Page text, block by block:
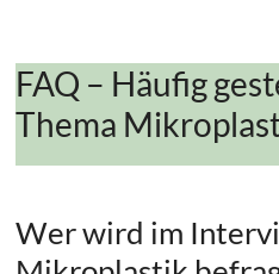
FAQ – Häufig
Thema
Wer wird im